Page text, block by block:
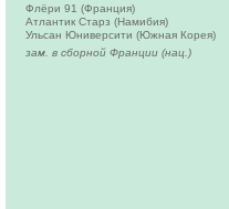
Флёри 91 (Франция)
Атлантик Старз (Намибия)
Ульсан Юниверсити (Южная Корея)
зам. в сборной Франции (нац.)